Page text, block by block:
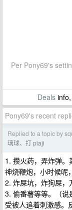
Per Pony69's
Dealsinfo,
Pony69's recent
Replied to a topic by
璃球、打 piaji
1. 攒火药，弄炸弹
神烧鞭炮，小时候呢
2. 炸屎坑，炸狗屎，
3. 偷番薯等等。（说
受被人追着刺激感。